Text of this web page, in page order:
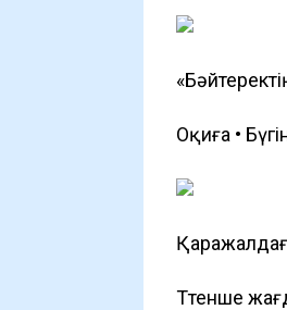
Оқиға •
Төтенше